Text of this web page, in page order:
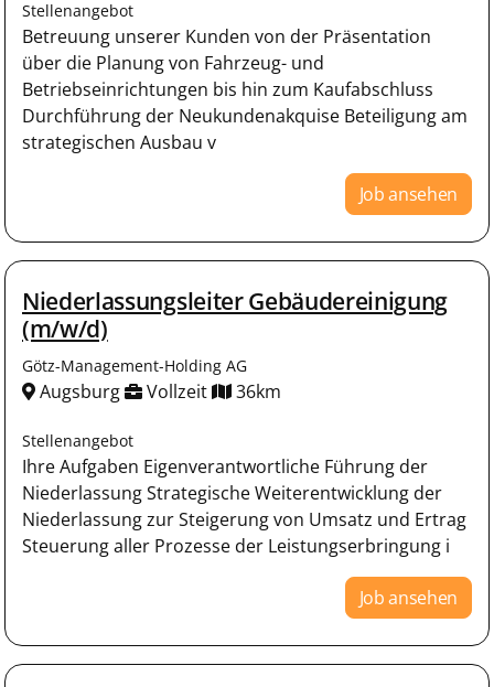
Stellenangebot
Betreuung unserer Kunden von der Präsentation
über die Planung von Fahrzeug- und
Betriebseinrichtungen bis hin zum Kaufabschluss
Durchführung der Neukundenakquise Beteiligung am
strategischen Ausbau v
Job ansehen
Niederlassungsleiter Gebäudereinigung
(m/w/d)
Götz-Management-Holding AG
Augsburg Vollzeit 36km
Stellenangebot
Ihre Aufgaben Eigenverantwortliche Führung der
Niederlassung Strategische Weiterentwicklung der
Niederlassung zur Steigerung von Umsatz und Ertrag
Steuerung aller Prozesse der Leistungserbringung i
Job ansehen